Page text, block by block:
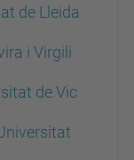
de Lleida
i Virgili
de Vic